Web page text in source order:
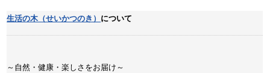
生活の木（せいかつのき） について
～自然・健康・楽しさをお届け～